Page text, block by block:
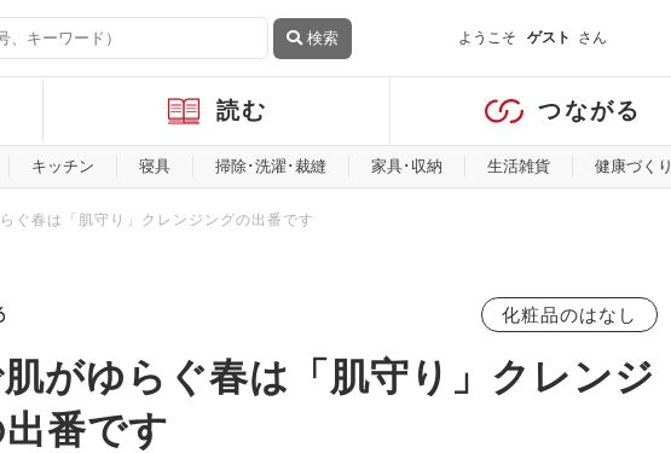
検索 ようこそ ゲスト さん
読む つながる
キッチン 寝具 掃除･洗濯･裁縫 家具･収納 生活雑貨 健康づくり
ぐ春は「肌守り」クレンジングの出番です
化粧品のはなし
がゆらぐ春は「肌守り」クレンジ
番です